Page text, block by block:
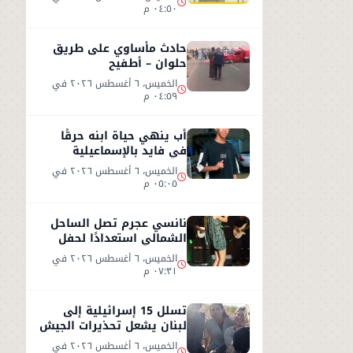
٠٤:٥٠ م
حادث مأساوي على طريق
حلوان – أطفيح
الخميس، ٦ أغسطس ٢٠٢٦ في
٠٤:٥٩ م
أب ينهي حياة ابنه حرقًا
في فايد بالإسماعيلية
الخميس، ٦ أغسطس ٢٠٢٦ في
٠٥:٠٥ م
نانسي عجرم تصل الساحل
الشمالي استعدادًا لحفل
صيفي جديد الخميس، ٦ أغسطس ٢٠٢٦ في
٠٧:٣١ م
تسلل 15 إسرائيلية إلى
لبنان يشعل تحذيرات الجيش
الإسرائيلي الخميس، ٦ أغسطس ٢٠٢٦ في